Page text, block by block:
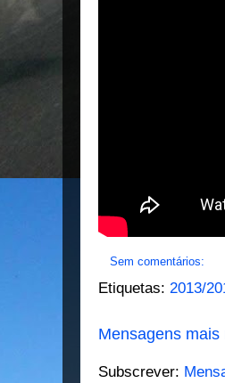
Sem comentários:
Etiquetas: 2013/
Mensagens mais
Subscrever: